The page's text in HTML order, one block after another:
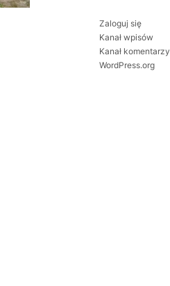
Zaloguj się
Kanał wpisów
Kanał komentarzy
WordPress.org